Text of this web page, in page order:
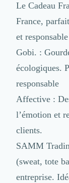
Droit Commercial
Droit du Travail
Gestion de trésorerie
Recouvrement
Financement de
Due Diligence
Audit
Solutions de
Fiscalité
Développement Web
Product Management
Internet of Things
Le Cadeau
France,
et
Gobi. :
écologiques.
responsable
Affective:
l’émotion et
clients.
SAMM
(sweat, tote
entreprise.